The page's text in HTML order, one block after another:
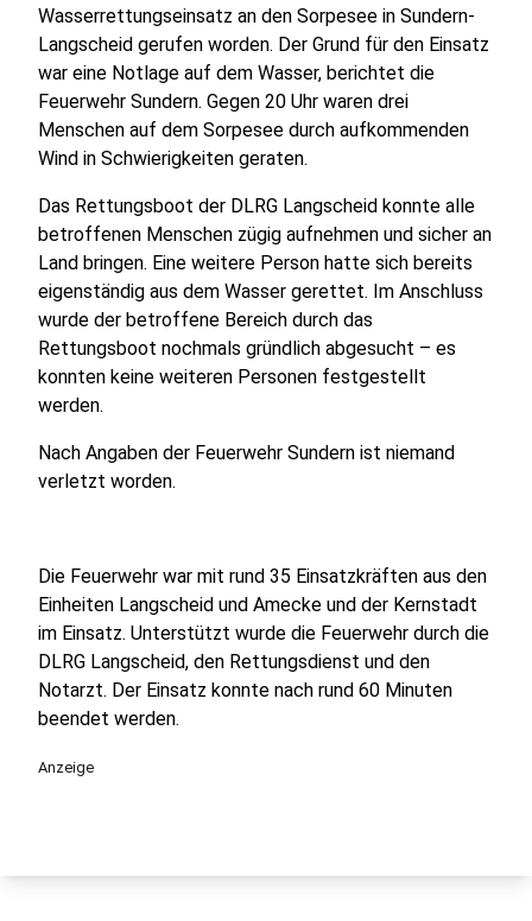
Wasserrettungseinsatz an den Sorpesee in Sundern-
Langscheid gerufen worden. Der Grund für den Einsatz
war eine Notlage auf dem Wasser, berichtet die
Feuerwehr Sundern. Gegen 20 Uhr waren drei
Menschen auf dem Sorpesee durch aufkommenden
Wind in Schwierigkeiten geraten.
Das Rettungsboot der DLRG Langscheid konnte alle
betroffenen Menschen zügig aufnehmen und sicher an
Land bringen. Eine weitere Person hatte sich bereits
eigenständig aus dem Wasser gerettet. Im Anschluss
wurde der betroffene Bereich durch das
Rettungsboot nochmals gründlich abgesucht – es
konnten keine weiteren Personen festgestellt
werden.
Nach Angaben der Feuerwehr Sundern ist niemand
verletzt worden.
Die Feuerwehr war mit rund 35 Einsatzkräften aus den
Einheiten Langscheid und Amecke und der Kernstadt
im Einsatz. Unterstützt wurde die Feuerwehr durch die
DLRG Langscheid, den Rettungsdienst und den
Notarzt. Der Einsatz konnte nach rund 60 Minuten
beendet werden.
Anzeige